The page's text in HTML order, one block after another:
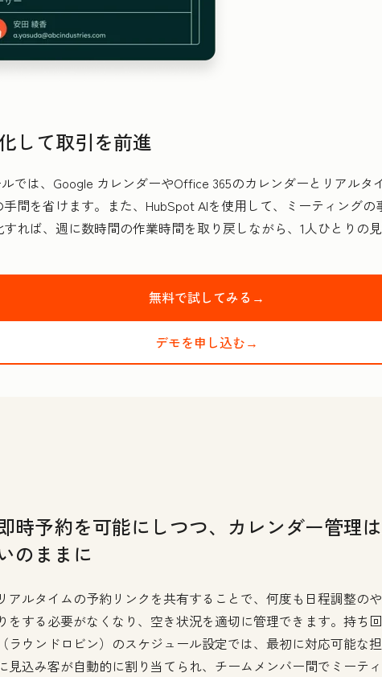
して取引を前進
では、Google カレンダーやOffice 365のカレンダーとリアルタ
間を省けます。また、HubSpot AIを使用して、ミーティングの
れば、週に数時間の作業時間を取り戻しながら、1人ひとりの
無料で試してみる→
デモを申し込む→
時予約を可能にしつつ、カレンダー管理
のままに
リアルタイムの予約リンクを共有することで、何度も日程調整の
りをする必要がなくなり、空き状況を適切に管理できます。持ち
（ラウンドロビン）のスケジュール設定では、最初に対応可能な
見込み客が自動的に割り当てられ、チームメンバー間でミーテ